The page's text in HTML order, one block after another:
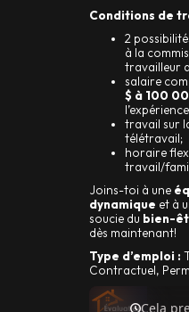
Conditions de
2
à la
travailleur
salaire
$ à 100
travail sur
télétravail;
horaire
travail/
Joins-toi à une
dynamique et à
soucie du bien-
dès maintenant!
Type d’emploi :
Contractuel,